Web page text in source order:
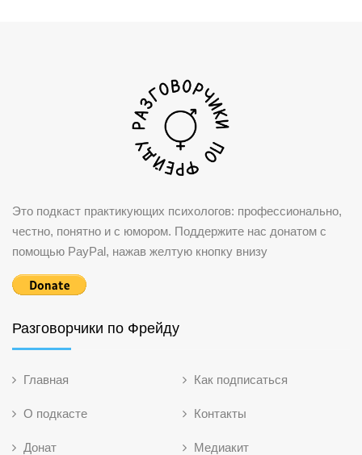
Это подкаст практикующих психологов: профессионально,
честно, понятно и с юмором. Поддержите нас донатом с
помощью PayPal, нажав желтую кнопку внизу
Разговорчики по Фрейду
Главная Как подписаться
О подкасте Контакты
Донат Медиакит